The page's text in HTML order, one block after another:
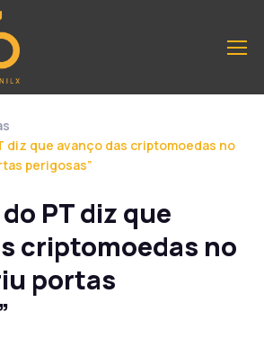
diz que avanço das criptomoedas no
perigosas”
PT diz que
criptomoedas no
portas